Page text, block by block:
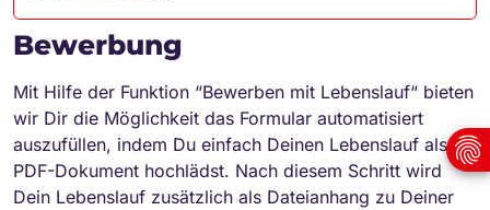
Bewerbung
Mit Hilfe der Funktion “Bewerben mit Lebenslauf“ bieten
wir Dir die Möglichkeit das Formular automatisiert
auszufüllen, indem Du einfach Deinen Lebenslauf als
PDF-Dokument hochlädst. Nach diesem Schritt wird
Dein Lebenslauf zusätzlich als Dateianhang zu Deiner